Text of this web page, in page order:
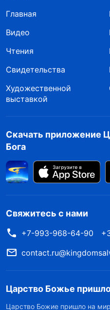
Главная
Видео
Чтения
Свидетельства
Художественной
выставкой
Скачать приложение
Бога
Свяжитесь с нами
+7-993-968-64-90
Царство Божье
Царство Божие пришло на